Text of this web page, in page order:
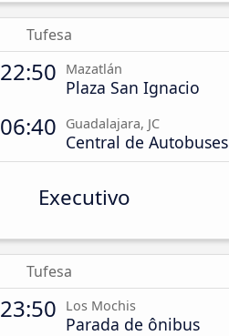
Tufesa
22:50 Mazatlán
Plaza San Ignacio
06:40 Guadalajara, JC
Central de Autobuses
Executivo
Tufesa
23:50 Los Mochis
Parada de ônibus